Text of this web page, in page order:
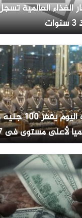
الغذاء العالمية
سعر الذهب
لأعلى مستوى فى 7 أسابيع